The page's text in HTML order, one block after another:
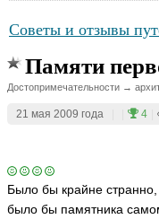
Советы и отзывы
Памяти
Достопримечательности →
21 мая 2009 года 4
Было бы крайне
было бы памятника